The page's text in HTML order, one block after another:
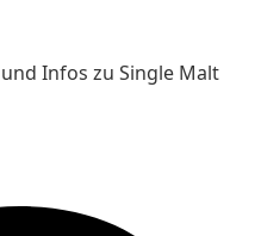
Infos zu Single Malt